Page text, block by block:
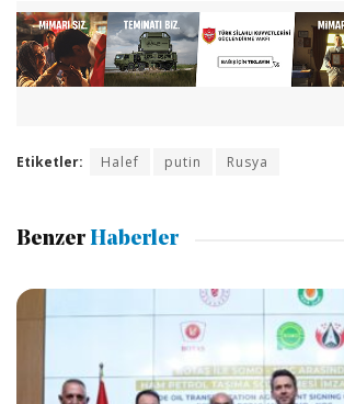
Etiketler: Halef putin Rusya
Benzer Haberler